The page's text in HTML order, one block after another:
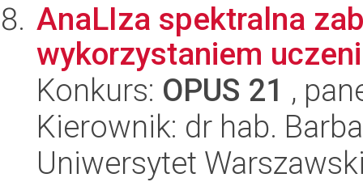
AnaLIza spektralna
wykorzystaniem
Konkurs: OPUS 21 ,
Kierownik: dr hab.
Uniwersytet